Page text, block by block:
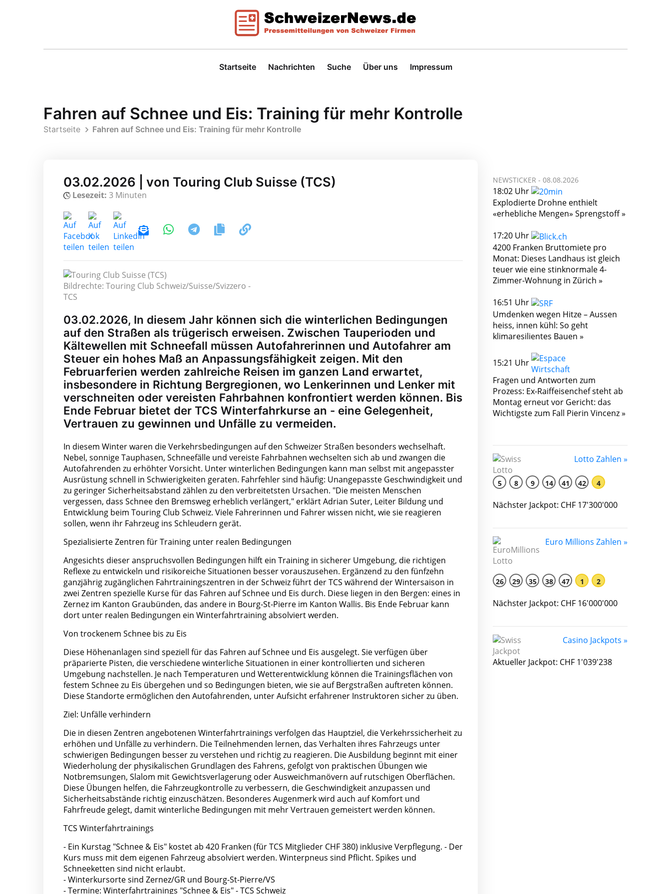
Startseite Nachrichten Suche Über uns Impressum
Fahren auf Schnee und Eis: Training für mehr Kontrolle
Startseite Fahren auf Schnee und Eis: Training für mehr Kontrolle
03.02.2026 | von Touring Club Suisse (TCS)
Lesezeit: 3 Minuten
Bildrechte: Touring Club Schweiz/Suisse/Svizzero -
TCS
03.02.2026, In diesem Jahr können sich die winterlichen Bedingungen
auf den Straßen als trügerisch erweisen. Zwischen Tauperioden und
Kältewellen mit Schneefall müssen Autofahrerinnen und Autofahrer am
Steuer ein hohes Maß an Anpassungsfähigkeit zeigen. Mit den
Februarferien werden zahlreiche Reisen im ganzen Land erwartet,
insbesondere in Richtung Bergregionen, wo Lenkerinnen und Lenker mit
verschneiten oder vereisten Fahrbahnen konfrontiert werden können. Bis
Ende Februar bietet der TCS Winterfahrkurse an - eine Gelegenheit,
Vertrauen zu gewinnen und Unfälle zu vermeiden.
In diesem Winter waren die Verkehrsbedingungen auf den Schweizer Straßen besonders wechselhaft.
Nebel, sonnige Tauphasen, Schneefälle und vereiste Fahrbahnen wechselten sich ab und zwangen die
Autofahrenden zu erhöhter Vorsicht. Unter winterlichen Bedingungen kann man selbst mit angepasster
Ausrüstung schnell in Schwierigkeiten geraten. Fahrfehler sind häufig: Unangepasste Geschwindigkeit und
zu geringer Sicherheitsabstand zählen zu den verbreitetsten Ursachen. "Die meisten Menschen
vergessen, dass Schnee den Bremsweg erheblich verlängert," erklärt Adrian Suter, Leiter Bildung und
Entwicklung beim Touring Club Schweiz. Viele Fahrerinnen und Fahrer wissen nicht, wie sie reagieren
sollen, wenn ihr Fahrzeug ins Schleudern gerät.
Spezialisierte Zentren für Training unter realen Bedingungen
Angesichts dieser anspruchsvollen Bedingungen hilft ein Training in sicherer Umgebung, die richtigen
Reflexe zu entwickeln und risikoreiche Situationen besser vorauszusehen. Ergänzend zu den fünfzehn
ganzjährig zugänglichen Fahrtrainingszentren in der Schweiz führt der TCS während der Wintersaison in
zwei Zentren spezielle Kurse für das Fahren auf Schnee und Eis durch. Diese liegen in den Bergen: eines in
Zernez im Kanton Graubünden, das andere in Bourg-St-Pierre im Kanton Wallis. Bis Ende Februar kann
dort unter realen Bedingungen ein Winterfahrtraining absolviert werden.
Von trockenem Schnee bis zu Eis
Diese Höhenanlagen sind speziell für das Fahren auf Schnee und Eis ausgelegt. Sie verfügen über
präparierte Pisten, die verschiedene winterliche Situationen in einer kontrollierten und sicheren
Umgebung nachstellen. Je nach Temperaturen und Wetterentwicklung können die Trainingsflächen von
festem Schnee zu Eis übergehen und so Bedingungen bieten, wie sie auf Bergstraßen auftreten können.
Diese Standorte ermöglichen den Autofahrenden, unter Aufsicht erfahrener Instruktoren sicher zu üben.
Ziel: Unfälle verhindern
Die in diesen Zentren angebotenen Winterfahrtrainings verfolgen das Hauptziel, die Verkehrssicherheit zu
erhöhen und Unfälle zu verhindern. Die Teilnehmenden lernen, das Verhalten ihres Fahrzeugs unter
schwierigen Bedingungen besser zu verstehen und richtig zu reagieren. Die Ausbildung beginnt mit einer
Wiederholung der physikalischen Grundlagen des Fahrens, gefolgt von praktischen Übungen wie
Notbremsungen, Slalom mit Gewichtsverlagerung oder Ausweichmanövern auf rutschigen Oberflächen.
Diese Übungen helfen, die Fahrzeugkontrolle zu verbessern, die Geschwindigkeit anzupassen und
Sicherheitsabstände richtig einzuschätzen. Besonderes Augenmerk wird auch auf Komfort und
Fahrfreude gelegt, damit winterliche Bedingungen mit mehr Vertrauen gemeistert werden können.
TCS Winterfahrtrainings
- Ein Kurstag "Schnee & Eis" kostet ab 420 Franken (für TCS Mitglieder CHF 380) inklusive Verpflegung. - Der
Kurs muss mit dem eigenen Fahrzeug absolviert werden. Winterpneus sind Pflicht. Spikes und
Schneeketten sind nicht erlaubt.
- Winterkursorte sind Zernez/GR und Bourg-St-Pierre/VS
- Termine: Winterfahrtrainings "Schnee & Eis" - TCS Schweiz
NEWSTICKER - 08.08.2026
18:02 Uhr
Explodierte Drohne enthielt
«erhebliche Mengen» Sprengstoff »
17:20 Uhr
4200 Franken Bruttomiete pro
Monat: Dieses Landhaus ist gleich
teuer wie eine stinknormale 4-
Zimmer-Wohnung in Zürich »
16:51 Uhr
Umdenken wegen Hitze – Aussen
heiss, innen kühl: So geht
klimaresilientes Bauen »
15:21 Uhr
Fragen und Antworten zum
Prozess: Ex-Raiffeisenchef steht ab
Montag erneut vor Gericht: das
Wichtigste zum Fall Pierin Vincenz »
Lotto Zahlen »
5 8 9 14 41 42 4
Nächster Jackpot: CHF 17'300'000
Euro Millions Zahlen »
26 29 35 38 47 1 2
Nächster Jackpot: CHF 16'000'000
Casino Jackpots »
Aktueller Jackpot: CHF 1'039'238